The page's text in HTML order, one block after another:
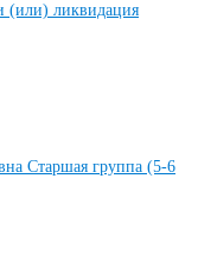
(или) ликвидация
Старшая группа (5-6